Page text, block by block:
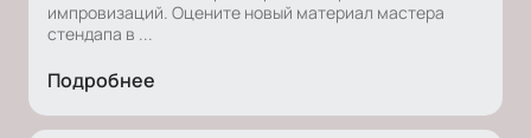
импровизаций. Оцените новый материал мастера
стендапа в ...
Подробнее